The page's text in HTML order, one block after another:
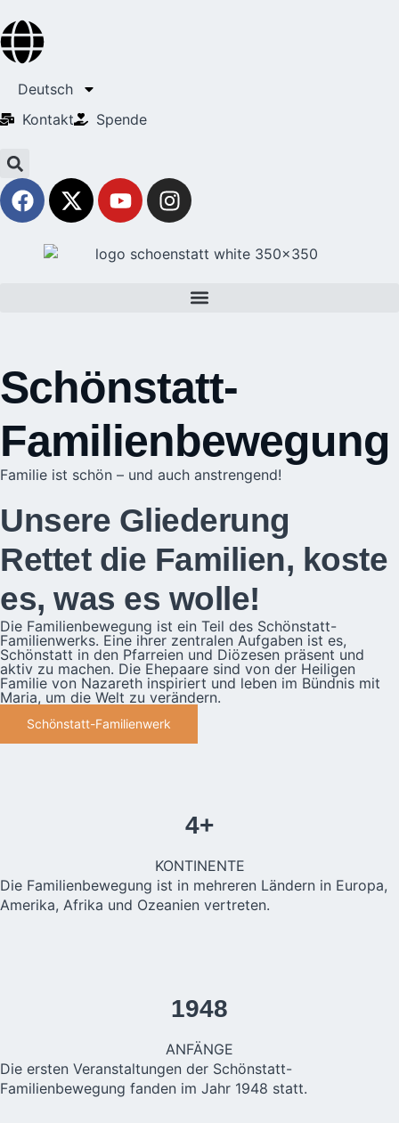
Deutsch
Kontakt
Spende
Schönstatt-
Familienbewegung
Familie ist schön – und auch anstrengend!
Unsere Gliederung
Rettet die Familien, koste
es, was es wolle!
Die Familienbewegung ist ein Teil des Schönstatt-
Familienwerks. Eine ihrer zentralen Aufgaben ist es,
Schönstatt in den Pfarreien und Diözesen präsent und
aktiv zu machen. Die Ehepaare sind von der Heiligen
Familie von Nazareth inspiriert und leben im Bündnis mit
Maria, um die Welt zu verändern.
Schönstatt-Familienwerk
4+
KONTINENTE
Die Familienbewegung ist in mehreren Ländern in Europa,
Amerika, Afrika und Ozeanien vertreten.
1948
ANFÄNGE
Die ersten Veranstaltungen der Schönstatt-
Familienbewegung fanden im Jahr 1948 statt.